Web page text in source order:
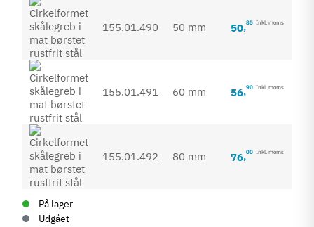
155.01.490 50 mm 50,85 Inkl. moms
155.01.491 60 mm 56,90 Inkl. moms
155.01.492 80 mm 76,00 Inkl. moms
På lager
Udgået